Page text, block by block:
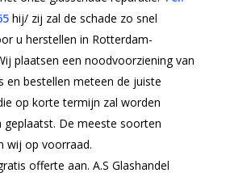
hij/ zij zal de schade zo snel
u herstellen in Rotterdam-
plaatsen een noodvoorziening van
en bestellen meteen de juiste
op korte termijn zal worden
geplaatst. De meeste soorten
wij op voorraad.
offerte aan. A.S Glashandel